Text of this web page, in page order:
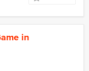
in